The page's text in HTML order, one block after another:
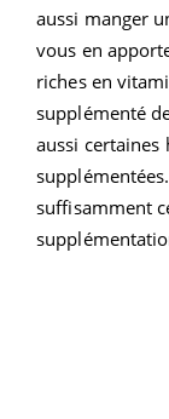
aussi manger
vous en
riches en
supplémenté
aussi certaines
suffisamment